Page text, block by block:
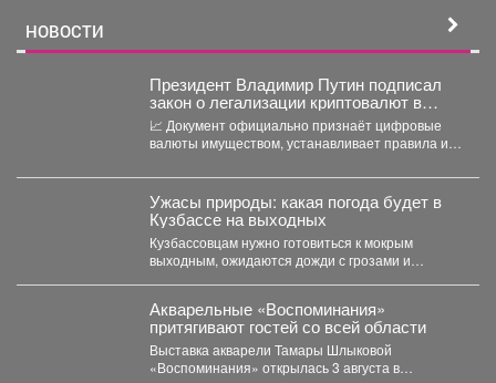
НОВОСТИ
Президент Владимир Путин подписал
закон о легализации криптовалют в
России.
📈 Документ официально признаёт цифровые
валюты имуществом, устанавливает правила их
Ужасы природы: какая погода будет в
Кузбассе на выходных
Кузбассовцам нужно готовиться к мокрым
выходным, ожидаются дожди с грозами и
Акварельные «Воспоминания»
притягивают гостей со всей области
Выставка акварели Тамары Шлыковой
«Воспоминания» открылась 3 августа в